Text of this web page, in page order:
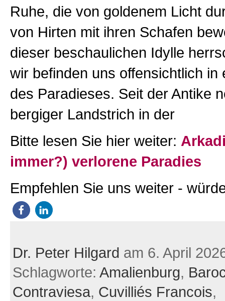
Ruhe, die von goldenem Licht
von Hirten mit ihren Schafen
dieser beschaulichen Idylle
wir befinden uns offensichtlich in
des Paradieses. Seit der Antike
bergiger Landstrich in der
Bitte lesen Sie hier weiter:
immer?) verlorene Paradies
Empfehlen Sie uns weiter -
Dr. Peter Hilgard am 6. April
Schlagworte: Amalienburg,
Contraviesa, Cuvilliés Francois,